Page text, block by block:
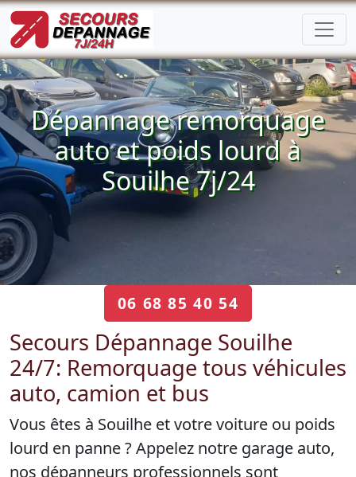
Dépannage remorquage
auto et poids lourd à
Souilhe 7j/24
06 68 85 40 54
Secours Dépannage Souilhe
24/7: Remorquage tous véhicules
auto, camion et bus
Vous êtes à Souilhe et votre voiture ou poids
lourd en panne ? Appelez notre garage auto,
nos dépanneurs professionnels sont